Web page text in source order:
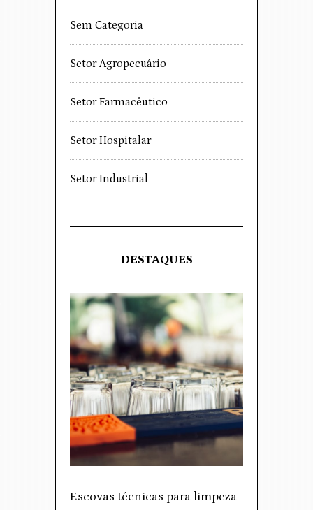
Sem Categoria
Setor Agropecuário
Setor Farmacêutico
Setor Hospitalar
Setor Industrial
DESTAQUES
Escovas técnicas para limpeza